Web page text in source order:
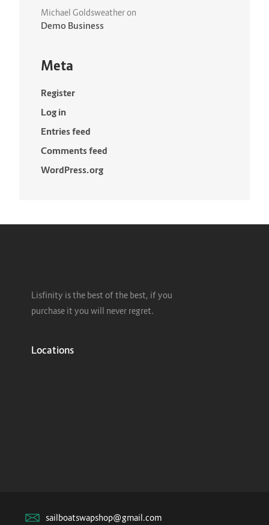
Michael Goldsweatheron
Demo Business
Meta
Register
Log in
Entries feed
Comments feed
WordPress.org
Lisfinity is the best of the best, if you
purchase it you will never regret.
Locations
sailboatswapshop@gmail.com